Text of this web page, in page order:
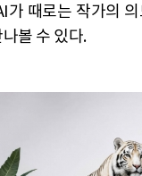
가 때로는 작가의
볼 수 있다.